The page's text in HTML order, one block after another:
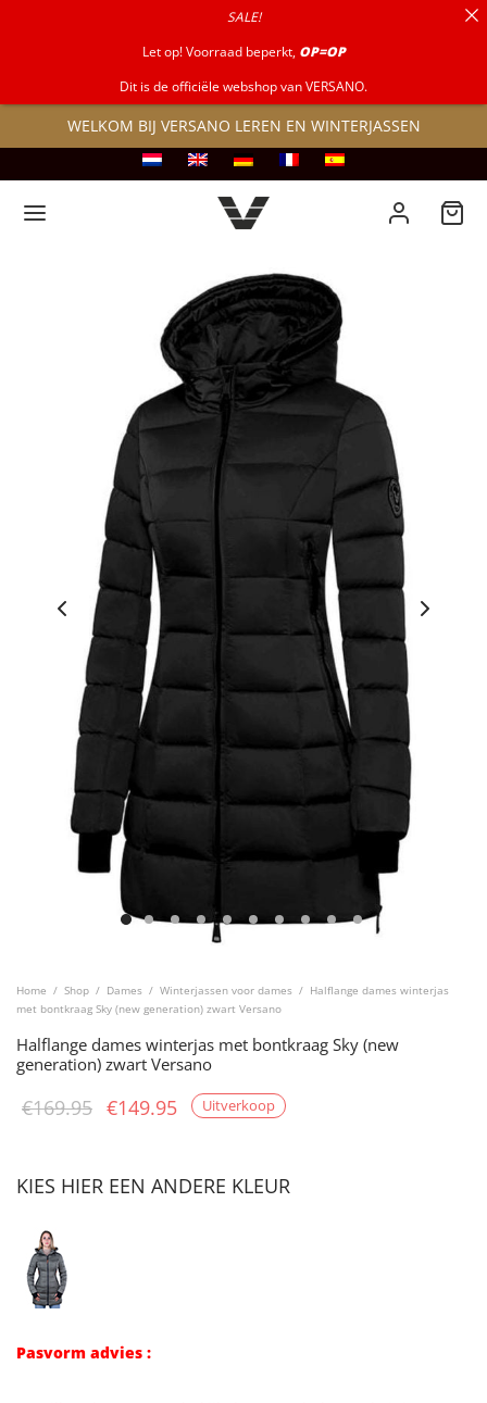
WELKOM BIJ VERSANO LEREN EN WINTERJASSEN
Home / Shop / Dames / Winterjassen voor dames / Halflange dames winterjas
met bontkraag Sky (new generation) zwart Versano
Halflange dames winterjas met bontkraag Sky (new
generation) zwart Versano
Uitverkoop
€169.95 Oorspronkelijke
€149.95 Huidige
KIES HIER EEN ANDERE KLEUR
Pasvorm advies :
SALE!
Let op! Voorraad beperkt, OP=OP
Dit is de officiële webshop van VERSANO.